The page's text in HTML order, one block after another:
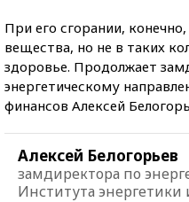
При его сгорании,
вещества, но не в таких
здоровье. Продолжает
энергетическому
финансов Алексей
Алексей Белогорьев
замдиректора по
Института энергетики